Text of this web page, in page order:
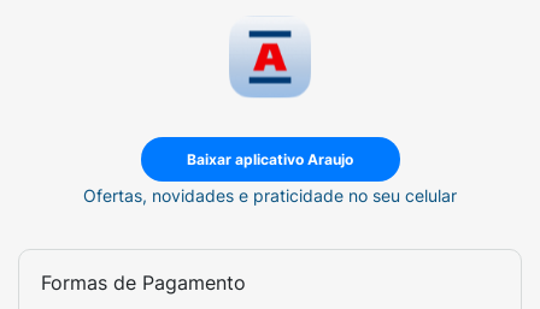
Baixar aplicativo Araujo
Ofertas, novidades e praticidade no seu celular
Formas de Pagamento